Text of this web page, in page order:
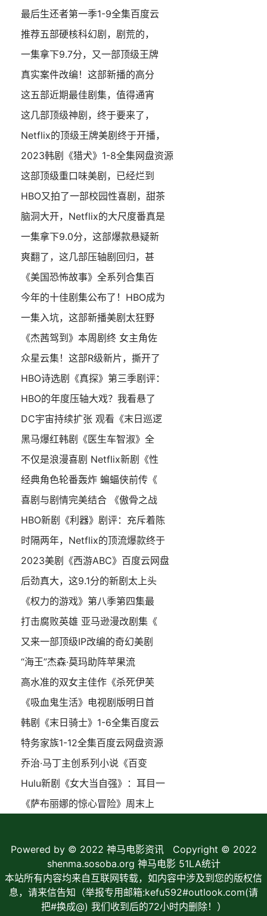
最后生还者第一季1-9全集百度云
推荐五部硬核科幻剧，剧荒的，
一集拿下9.7分，又一部顶级王牌
真实案件改编！这部新播的高分
这五部近期最佳剧集，值得通宵
这几部顶级神剧，终于要来了，
Netflix的顶级王牌美剧终于开播，
2023韩剧《猎犬》1-8全集网盘资源
这部顶级重口味美剧，已经烂到
HBO又拍了一部校园性喜剧，甜茶
脑洞大开，Netflix的大尺度番真是
一集拿下9.0分，这部爆款悬疑新
爽翻了，这几部压轴剧回归，甚
《美国恐怖故事》全系列合集百
今年的十佳剧集公布了！HBO成为
一集入坑，这部新播美剧太狂野
《杰茜驾到》本周剧终 女主角佐
众星云集！这部R级新片，撕开了
HBO诗选剧《真探》第三季剧评：
HBO的年度压轴大戏？我看悬了
DC宇宙持续扩张 观看《末日巡逻
黑马爆红韩剧《医生车智淑》全
不仅是浪漫喜剧 Netflix新剧《性
经典角色轮番轰炸 蝙蝠侠前传《
喜剧与剧情完美结合 《傲骨之战
HBO新剧《利器》剧评：充斥着陈
时隔两年，Netflix的顶流爆款终于
2023美剧《西游ABC》百度云网盘
后劲真大，这9.1分的新剧太上头
《权力的游戏》第八季第四集最
打击腐败英雄 亚马逊漫改剧集《
又来一部顶级IP改编的奇幻美剧
“海王”杰森·莫玛助阵苹果流
高水准的双女主佳作《杀死伊芙
《吸血鬼生活》电视剧版明日首
韩剧《末日骑士》1-6全集百度云
特务家族1-12全集百度云网盘资源
乔治·马丁主创系列小说《百变
Hulu新剧《女大当自强》：耳目一
《萨布丽娜的惊心冒险》周末上
Powered by © 2022 神马电影资讯Copyright © 2022
shenma.sosoba.org 神马电影 51LA统计
本站所有内容均来自互联网转载，如内容中涉及到您的版权信
息，请来信告知（举报专用邮箱:kefu592#outlook.com(请
把#换成@) 我们收到后的72小时内删除！）